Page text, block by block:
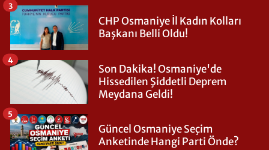
CHP Osmaniye İl Kadın Kolları
Başkanı Belli Oldu!
3
Son Dakika! Osmaniye'de
Hissedilen Şiddetli Deprem
Meydana Geldi!
4
Güncel Osmaniye Seçim
Anketinde Hangi Parti Önde?
5